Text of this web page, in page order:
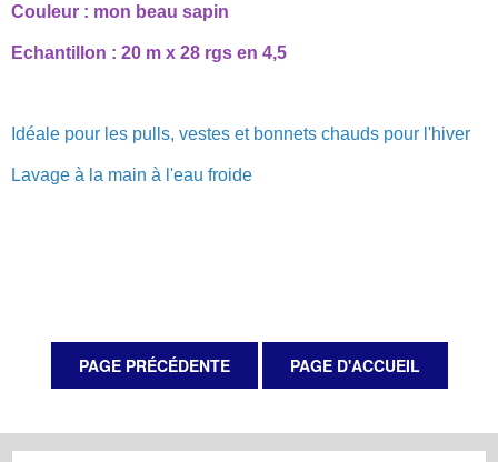
Couleur : mon beau sapin
Echantillon : 20 m x 28 rgs en 4,5
Idéale pour les pulls, vestes et bonnets chauds pour l'hiver
Lavage à la main à l'eau froide